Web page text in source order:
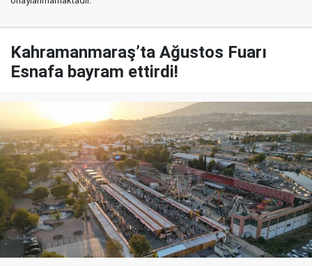
Kahramanmaraş’ta Ağustos Fuarı
Esnafa bayram ettirdi!